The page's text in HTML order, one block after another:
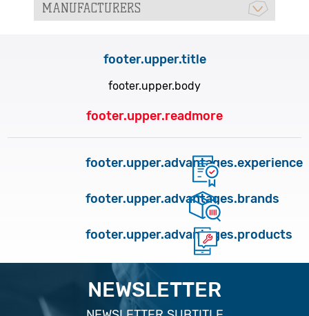
MANUFACTURERS
footer.upper.title
footer.upper.body
footer.upper.readmore
footer.upper.advantages.experience
footer.upper.advantages.brands
footer.upper.advantages.products
NEWSLETTER